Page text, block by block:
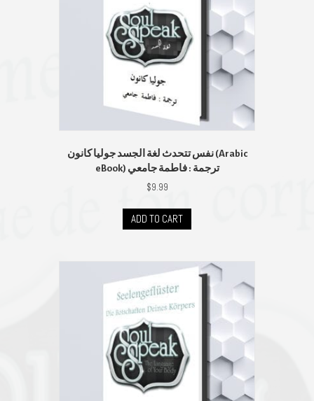
نفس تتحدث لغة الجسد جوليا كانون (Arabic
eBook) ترجمة : فاطمة جامعي
$9.99
ADD TO CART